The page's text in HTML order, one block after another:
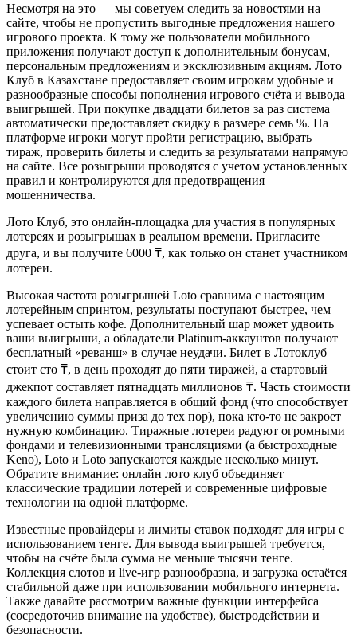
Несмотря на это — мы советуем следить за новостями на
сайте, чтобы не пропустить выгодные предложения нашего
игрового проекта. К тому же пользователи мобильного
приложения получают доступ к дополнительным бонусам,
персональным предложениям и эксклюзивным акциям. Лото
Клуб в Казахстане предоставляет своим игрокам удобные и
разнообразные способы пополнения игрового счёта и вывода
выигрышей. При покупке двадцати билетов за раз система
автоматически предоставляет скидку в размере семь %. На
платформе игроки могут пройти регистрацию, выбрать
тираж, проверить билеты и следить за результатами напрямую
на сайте. Все розыгрыши проводятся с учетом установленных
правил и контролируются для предотвращения
мошенничества.
Лото Клуб, это онлайн-площадка для участия в популярных
лотереях и розыгрышах в реальном времени. Пригласите
друга, и вы получите 6000 ₸, как только он станет участником
лотереи.
Высокая частота розыгрышей Loto сравнима с настоящим
лотерейным спринтом, результаты поступают быстрее, чем
успевает остыть кофе. Дополнительный шар может удвоить
ваши выигрыши, а обладатели Platinum-аккаунтов получают
бесплатный «реванш» в случае неудачи. Билет в Лотоклуб
стоит сто ₸, в день проходят до пяти тиражей, а стартовый
джекпот составляет пятнадцать миллионов ₸. Часть стоимости
каждого билета направляется в общий фонд (что способствует
увеличению суммы приза до тех пор), пока кто-то не закроет
нужную комбинацию. Тиражные лотереи радуют огромными
фондами и телевизионными трансляциями (а быстроходные
Keno), Loto и Loto запускаются каждые несколько минут.
Обратите внимание: онлайн лото клуб объединяет
классические традиции лотерей и современные цифровые
технологии на одной платформе.
Известные провайдеры и лимиты ставок подходят для игры с
использованием тенге. Для вывода выигрышей требуется,
чтобы на счёте была сумма не меньше тысячи тенге.
Коллекция слотов и live-игр разнообразна, и загрузка остаётся
стабильной даже при использовании мобильного интернета.
Также давайте рассмотрим важные функции интерфейса
(сосредоточив внимание на удобстве), быстродействии и
безопасности.